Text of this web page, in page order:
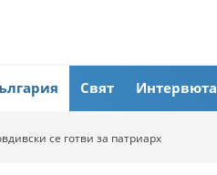
Свят Интервюта
се готви за патриарх